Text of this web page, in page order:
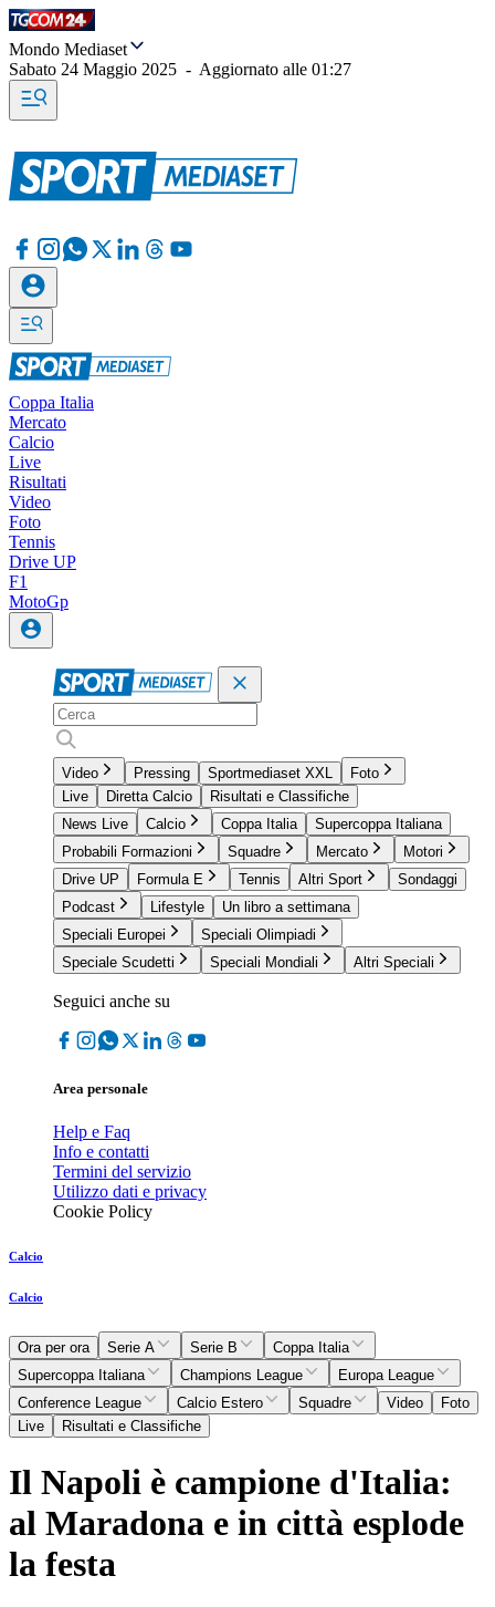
Mondo Mediaset
Sabato 24 Maggio 2025 - Aggiornato alle 01:27
Coppa Italia
Mercato
Calcio
Live
Risultati
Video
Foto
Tennis
Drive UP
F1
MotoGp
Video Pressing Sportmediaset XXL
Foto
Live
Diretta Calcio
Risultati e Classifiche
News Live
Calcio Coppa Italia
Supercoppa Italiana
Probabili Formazioni
Squadre Mercato
Motori
Drive UP
Formula E Tennis Altri Sport
Sondaggi
Podcast
Lifestyle
Un libro a settimana
Speciali Europei
Speciali Olimpiadi
Speciale Scudetti
Speciali Mondiali Altri Speciali
Seguici anche su
Area personale
Help e Faq
Info e contatti
Termini del servizio
Utilizzo dati e privacy
Cookie Policy
Calcio
Calcio
Ora per ora Serie A Serie B
Coppa Italia
Supercoppa Italiana
Champions League
Europa League
Conference League
Calcio Estero Squadre Video
Foto
Live
Risultati e Classifiche
Il Napoli è campione d'Italia:
al Maradona e in città esplode
la festa